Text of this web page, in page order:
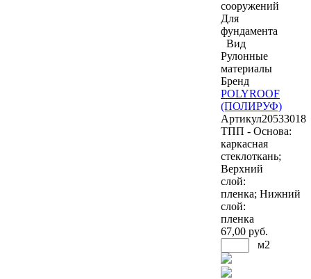
сооружений
Для
фундамента
Вид
Рулонные
материалы
Бренд
POLYROOF
(ПОЛИРУФ)
Артикул20533018
ТПП - Основа:
каркасная
стеклоткань;
Верхний
слой:
пленка; Нижний
слой:
пленка
67,00 руб.
м2